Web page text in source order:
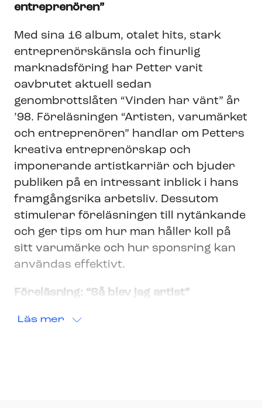
entreprenören”
Med sina 16 album, otalet hits, stark
entreprenörskänsla och finurlig
marknadsföring har Petter varit
oavbrutet aktuell sedan
genombrottslåten “Vinden har vänt” år
’98. Föreläsningen “Artisten, varumärket
och entreprenören” handlar om Petters
kreativa entreprenörskap och
imponerande artistkarriär och bjuder
publiken på en intressant inblick i hans
framgångsrika arbetsliv. Dessutom
stimulerar föreläsningen till nytänkande
och ger tips om hur man håller koll på
sitt varumärke och hur sponsring kan
användas effektivt.
Föreläsning: “Så blev jag artist”
Läs mer